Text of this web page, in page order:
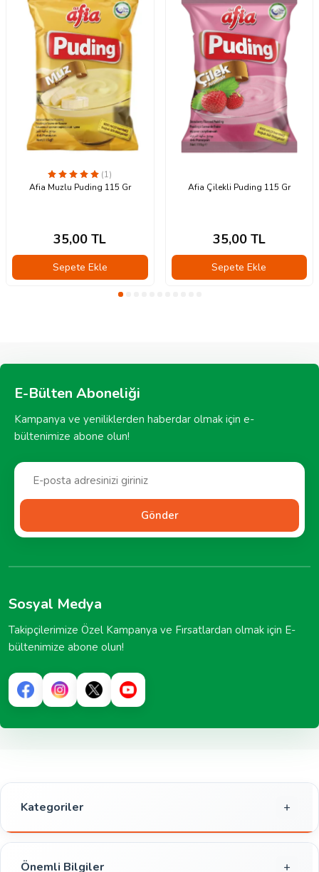
(1)
Afia Muzlu Puding 115 Gr
35,00 TL
Sepete Ekle
Afia Çilekli Puding 115 Gr
35,00TL
Sepete Ekle
E-Bülten Aboneliği
Kampanya ve yeniliklerden haberdar olmak için e-
bültenimize abone olun!
Gönder
Sosyal Medya
Takipçilerimize Özel Kampanya ve Fırsatlardan olmak için E-
bültenimize abone olun!
Kategoriler
Gıda
Kahvaltılık
Önemli Bilgiler